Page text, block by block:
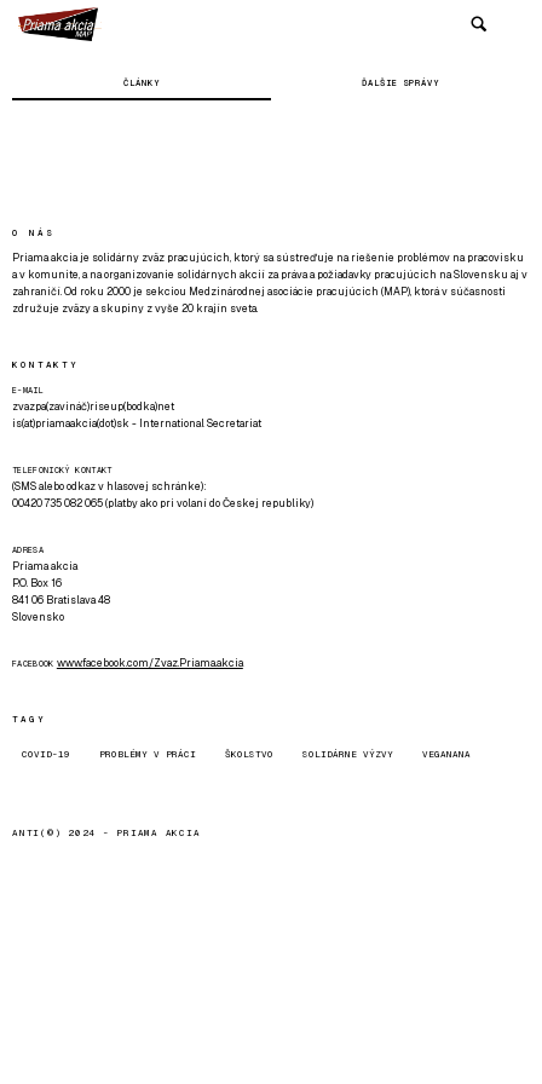
ČLÁNKY ĎALŠIE SPRÁVY
O NÁS
Priama akcia je solidárny zväz pracujúcich, ktorý sa sústreďuje na riešenie problémov na pracovisku
a v komunite, a na organizovanie solidárnych akcií za práva a požiadavky pracujúcich na Slovensku aj v
zahraničí. Od roku 2000 je sekciou Medzinárodnej asociácie pracujúcich (MAP), ktorá v súčasnosti
združuje zväzy a skupiny z vyše 20 krajín sveta.
KONTAKTY
E-MAIL
zvazpa(zavináč)riseup(bodka)net
is(at)priamaakcia(dot)sk - International Secretariat
TELEFONICKÝ KONTAKT
(SMS alebo odkaz v hlasovej schránke):
00420 735 082 065 (platby ako pri volaní do Českej republiky)
ADRESA
Priama akcia
P.O. Box 16
841 06 Bratislava 48
Slovensko
FACEBOOK www.facebook.com/Zvaz.Priama.akcia
TAGY
COVID-19 PROBLÉMY V PRÁCI ŠKOLSTVO SOLIDÁRNE VÝZVY VEGANANA
ANTI(©) 2024 - PRIAMA AKCIA